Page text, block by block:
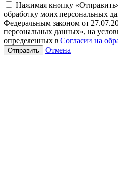
Нажимая кнопку
обработку моих персональных
Федеральным законом от
персональных данных», на
определенных в Согласии на
Отмена